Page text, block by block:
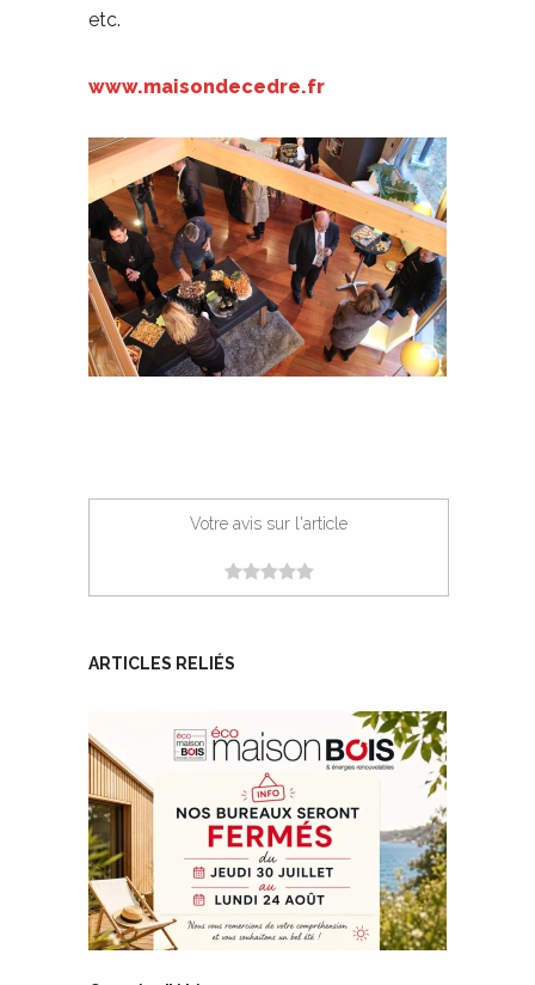
etc.
www.maisondecedre.fr
Votre avis sur l'article
ARTICLES RELIÉS